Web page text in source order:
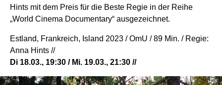
Hints mit dem Preis für die Beste Regie in der Reihe
„World Cinema Documentary“ ausgezeichnet.
Estland, Frankreich, Island 2023 / OmU / 89 Min. / Regie:
Anna Hints //
Di 18.03., 19:30 / Mi. 19.03., 21:30 //